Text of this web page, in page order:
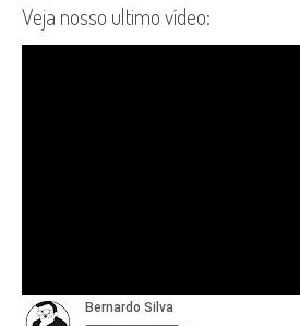
Veja nosso ultimo vídeo: